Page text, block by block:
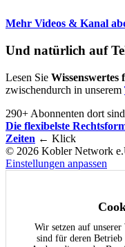
Mehr Videos & Kanal
Und natürlich auf
Lesen Sie
zwischendurch in unserem
290+ Abonnenten dort
Die flexibelste
Zeiten ← Klick
© 2026 Kobler Network
Einstellungen anpassen
Wir setzen auf
sind für deren Betrieb